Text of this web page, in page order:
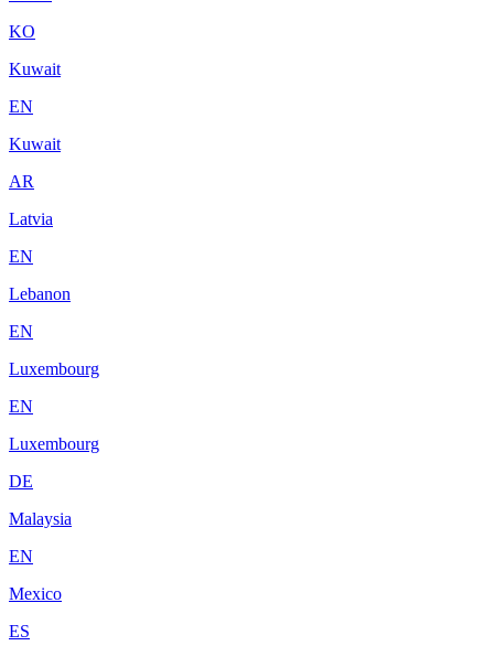
KO
Kuwait
EN
Kuwait
AR
Latvia
EN
Lebanon
EN
Luxembourg
EN
Luxembourg
DE
Malaysia
EN
Mexico
ES